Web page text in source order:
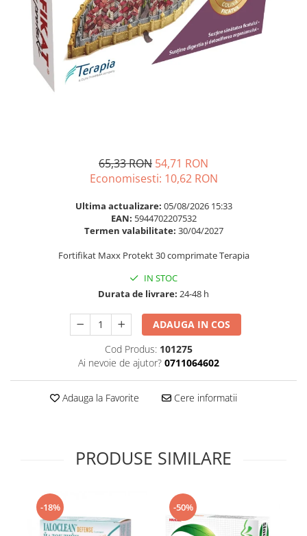
Omega 3
Par si unghii
Probiotice si prebiotice
Prostata
Somn stres si anxietate
Supliment Complexe
Supliment Magneziu
Supliment Vitamina C
Supliment Vitamina D3
Supliment Zinc
Tincturi si Gemoderivate
Tuse gat si respiratie
Ingrijire par
Balsam masca si tratament
Produse cu SPF Pentru Fata
Repelenti insecte
65,33 RON 54,71 RON
Economisesti: 10,62 RON
Ultima actualizare: 05/08/2026 15:33
EAN: 5944702207532
Termen valabilitate: 30/04/2027
Fortifikat Maxx Protekt 30 comprimate Terapia
IN STOC
Durata de livrare: 24-48 h
ADAUGA IN COS
Cod Produs: 101275
Ai nevoie de ajutor? 0711064602
Adauga la Favorite Cere informatii
PRODUSE SIMILARE
-18% -50%